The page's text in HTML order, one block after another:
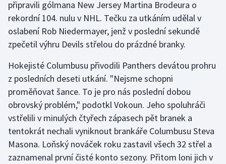
Jezdectví
Judo
Lezení
Lyže a snowboard
Moderní pětiboj
Motorsport
připravili gólmana New Jersey Martina Brodeura o
rekordní 104. nulu v NHL. Tečku za utkáním udělal v
oslabení Rob Niedermayer, jenž v poslední sekundě
zpečetil výhru Devils střelou do prázdné branky.
Hokejisté Columbusu přivodili Panthers devátou prohru
z posledních deseti utkání. "Nejsme schopni
proměňovat šance. To je pro nás poslední dobou
obrovský problém," podotkl Vokoun. Jeho spoluhráči
vstřelili v minulých čtyřech zápasech pět branek a
tentokrát nechali vyniknout brankáře Columbusu Steva
Masona. Loňský nováček roku zastavil všech 32 střel a
zaznamenal první čisté konto sezony. Přitom loni jich v